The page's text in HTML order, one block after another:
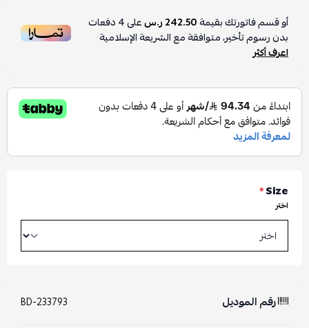
أو قسم فاتورتك بقيمة242.50 ر.س على4دفعات
بدون رسوم تأخير، متوافقة مع الشريعة الإسلامية
اعرف أكثر
Size
*
اختر
رقم الموديل BD-233793